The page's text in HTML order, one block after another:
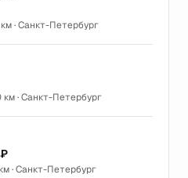
· Санкт-Петербург
км · Санкт-Петербург
· Санкт-Петербург